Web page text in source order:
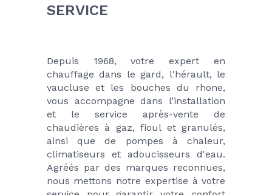
SERVICE
Depuis 1968, votre expert en
chauffage dans le gard, l'hérault, le
vaucluse et les bouches du rhone,
vous accompagne dans l’installation
et le service après-vente de
chaudières à gaz, fioul et granulés,
ainsi que de pompes à chaleur,
climatiseurs et adoucisseurs d'eau.
Agréés par des marques reconnues,
nous mettons notre expertise à votre